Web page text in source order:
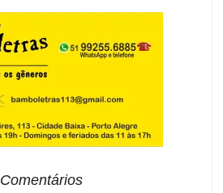
Comentários